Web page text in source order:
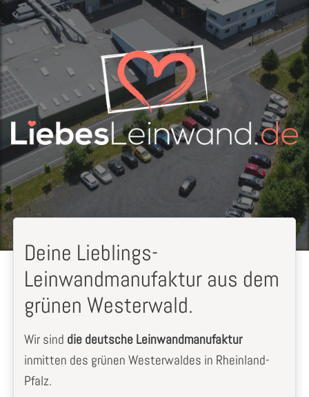
Deine Lieblings-
Leinwandmanufaktur aus dem
grünen Westerwald.
Wir sind die deutsche Leinwandmanufaktur
inmitten des grünen Westerwaldes in Rheinland-
Pfalz.